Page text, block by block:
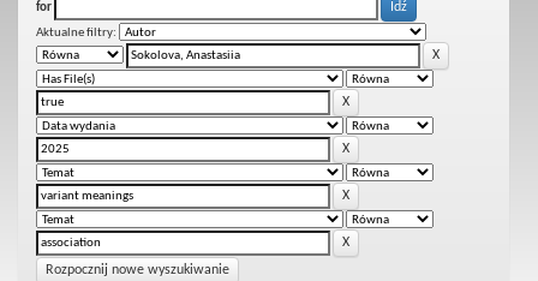
for
Aktualne filtry:
Rozpocznij nowe wyszukiwanie